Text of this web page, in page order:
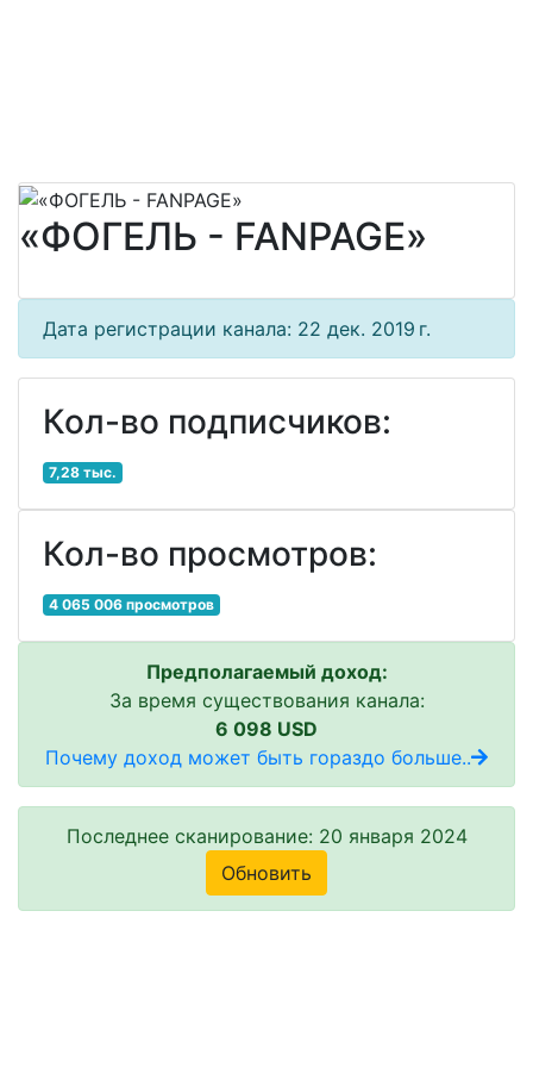
«ФОГЕЛЬ - FANPAGE»
Дата регистрации канала: 22 дек. 2019 г.
Кол-во подписчиков:
7,28 тыс.
Кол-во просмотров:
4 065 006 просмотров
Предполагаемый доход:
За время существования канала:
6 098 USD
Почему доход может быть гораздо больше..
Последнее сканирование: 20 января 2024
Обновить